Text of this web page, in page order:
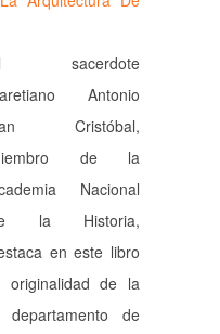
sacerdote
Antonio
Cristóbal,
de la
Nacional
la Historia,
en este libro
originalidad de la
de